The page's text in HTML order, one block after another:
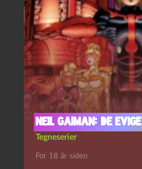
Neil Gaiman: De Evige
Tegneserier
For 18 år siden